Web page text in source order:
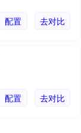
去对比
配置
去对比
配置